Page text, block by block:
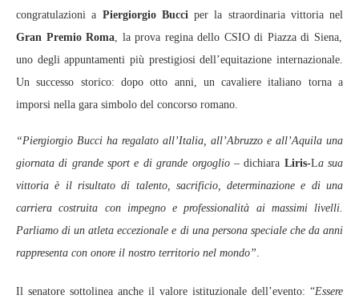
congratulazioni a Piergiorgio Bucciper la straordinaria vittoria nel
Gran Premio Roma, la prova regina dello CSIO di Piazza di Siena,
uno degli appuntamenti più prestigiosi dell’equitazione internazionale.
Un successo storico: dopo otto anni, un cavaliere italiano torna a
imporsi nella gara simbolo del concorso romano.
“Piergiorgio Bucci ha regalato all’Italia, all’Abruzzo e all’Aquila una
giornata di grande sport e di grande orgoglio– dichiara Liris-La sua
vittoria è il risultato di talento, sacrificio, determinazione e di una
carriera costruita con impegno e professionalità ai massimi livelli.
Parliamo di un atleta eccezionale e di una persona speciale che da anni
rappresenta con onore il nostro territorio nel mondo”.
Il senatore sottolinea anche il valore istituzionale dell’evento: “Essere